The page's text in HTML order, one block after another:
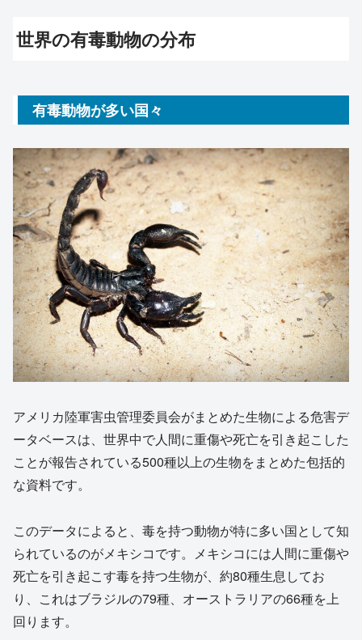
世界の有毒動物の分布
有毒動物が多い国々
アメリカ陸軍害虫管理委員会がまとめた生物による危害デ
ータベースは、世界中で人間に重傷や死亡を引き起こした
ことが報告されている500種以上の生物をまとめた包括的
な資料です。
このデータによると、毒を持つ動物が特に多い国として知
られているのがメキシコです。メキシコには人間に重傷や
死亡を引き起こす毒を持つ生物が、約80種生息してお
り、これはブラジルの79種、オーストラリアの66種を上
回ります。